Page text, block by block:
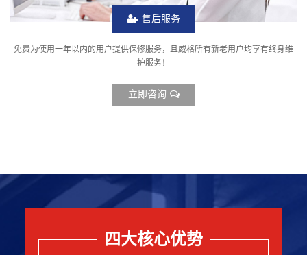
售后服务
免费为使用一年以内的用户提供保修服务，且威格所有新老用户均享有终身维
护服务！
立即咨询
四大核心优势